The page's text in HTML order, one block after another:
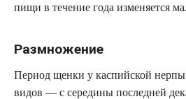
пищи в течение года изменяется
Размножение
Период щенки у каспийской нерпы
видов — с середины последней